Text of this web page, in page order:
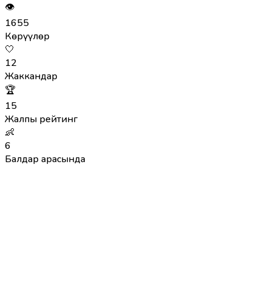
👁
1655
Көрүүлөр
🤍
12
Жаккандар
🏆
15
Жалпы рейтинг
👶
6
Балдар арасында